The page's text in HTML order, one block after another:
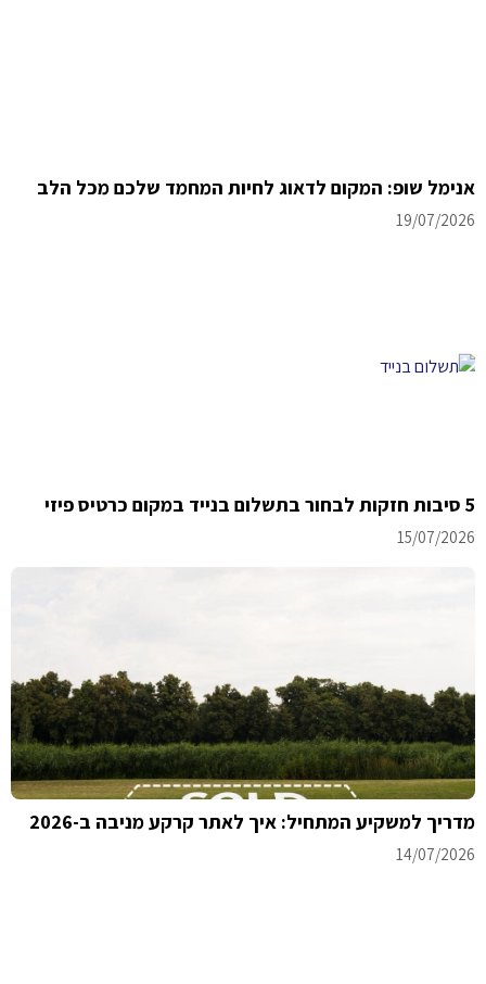
אנימל שופ: המקום לדאוג לחיות המחמד שלכם מכל הלב
19/07/2026
5 סיבות חזקות לבחור בתשלום בנייד במקום כרטיס פיזי
15/07/2026
מדריך למשקיע המתחיל: איך לאתר קרקע מניבה ב-2026
14/07/2026